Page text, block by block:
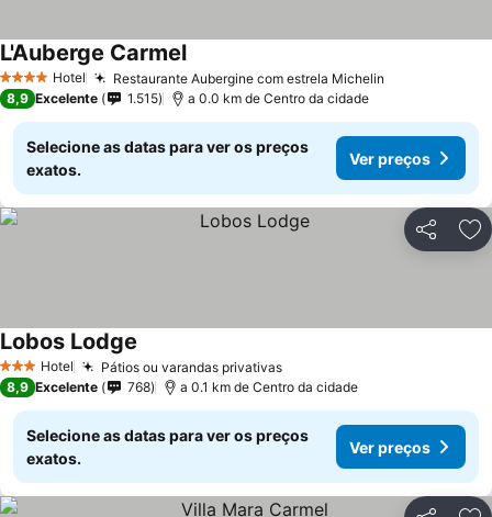
4 EstrelasHotel Restaurante Aubergine com estrela Michelin
L'Auberge Carmel
8,9 Excelente 1.515 a 0.0 km de Centro da cidade
Selecione as datas para ver os preços
exatos.
Ver preços
Partilhar
3 EstrelasHotel Pátios ou varandas privativas
Lobos Lodge
8,9 Excelente 768 a 0.1 km de Centro da cidade
Selecione as datas para ver os preços
exatos.
Ver preços